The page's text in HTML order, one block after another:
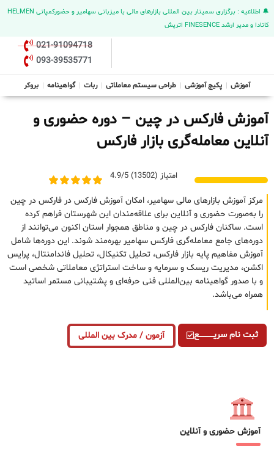
🔔 اطلاعیه : برگزاری سمینار بین المللی بازارهای مالی با میزبانی سهامیر و حضورکمپانی HELMEN
کانادا و مدیر ارشد FINESENCE اتریش
021-91094718
093-39535771
آموزش پکیج آموزشی طراحی سیستم معاملاتی ربات گواهینامه بروکر
آموزش فارکس در چین – دوره حضوری و
آنلاین معامله‌گری بازار فارکس
امتیاز (13502) 4.9/5
مرکز آموزش بازارهای مالی سهامیر، امکان آموزش فارکس در فارکس در چین
را به‌صورت حضوری و آنلاین برای علاقه‌مندان این شهرستان فراهم کرده
است. ساکنان فارکس در چین و مناطق همجوار استان اکنون می‌توانند از
دوره‌های جامع معامله‌گری فارکس سهامیر بهره‌مند شوند. این دوره‌ها شامل
آموزش مفاهیم پایه بازار فارکس، تحلیل تکنیکال، تحلیل فاندامنتال، پرایس
اکشن، مدیریت ریسک و سرمایه و ساخت استراتژی معاملاتی شخصی است
و با صدور گواهینامه بین‌المللی فنی حرفه‌ای و پشتیبانی مستمر اساتید
همراه می‌باشد.
ثبت نام سریــــــــــــع آزمون / مدرک بین المللی
آموزش حضوری و آنلاین